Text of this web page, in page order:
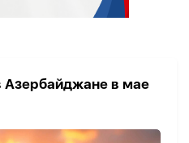
в мае